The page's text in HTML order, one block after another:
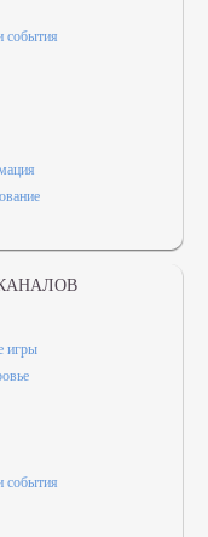
события
игры
события